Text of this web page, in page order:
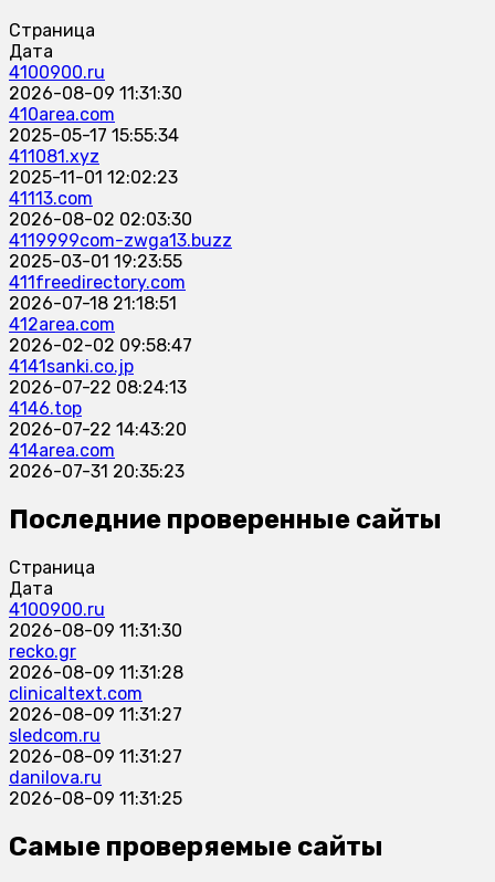
Страница
Дата
4100900.ru
2026-08-09 11:31:30
410area.com
2025-05-17 15:55:34
411081.xyz
2025-11-01 12:02:23
41113.com
2026-08-02 02:03:30
4119999com-zwga13.buzz
2025-03-01 19:23:55
411freedirectory.com
2026-07-18 21:18:51
412area.com
2026-02-02 09:58:47
4141sanki.co.jp
2026-07-22 08:24:13
4146.top
2026-07-22 14:43:20
414area.com
2026-07-31 20:35:23
Последние проверенные сайты
Страница
Дата
4100900.ru
2026-08-09 11:31:30
recko.gr
2026-08-09 11:31:28
clinicaltext.com
2026-08-09 11:31:27
sledcom.ru
2026-08-09 11:31:27
danilova.ru
2026-08-09 11:31:25
Самые проверяемые сайты